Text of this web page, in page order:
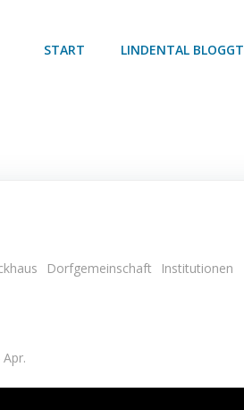
START LINDENTAL BLOGGT
Dorfgemeinschaft
Institutionen
Apr.